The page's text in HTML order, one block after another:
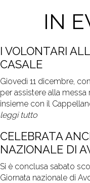
IN
I VOLONTARI
CASALE
Giovedì 11 dicembre,
per assistere alla
insieme con il
leggi tutto
CELEBRATA
NAZIONALE DI
Si è conclusa sabato
Giornata nazionale di